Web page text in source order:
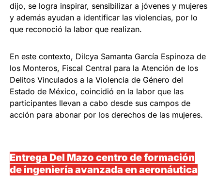
dijo, se logra inspirar, sensibilizar a jóvenes y mujeres
y además ayudan a identificar las violencias, por lo
que reconoció la labor que realizan.
En este contexto, Dilcya Samanta García Espinoza de
los Monteros, Fiscal Central para la Atención de los
Delitos Vinculados a la Violencia de Género del
Estado de México, coincidió en la labor que las
participantes llevan a cabo desde sus campos de
acción para abonar por los derechos de las mujeres.
Entrega Del Mazo centro de formación
de ingeniería avanzada en aeronáutica